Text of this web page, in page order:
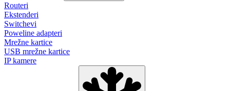
Routeri
Ekstenderi
Switchevi
Poweline adapteri
Mrežne kartice
USB mrežne kartice
IP kamere